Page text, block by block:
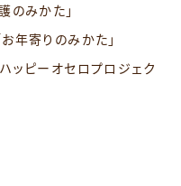
のみかた」
お年寄りのみかた」
ハッピーオセロプロジェク